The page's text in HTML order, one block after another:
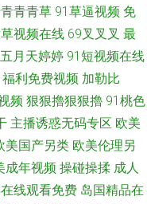
态丝袜另类 亚洲综合变态另
伊人97一 人人艹超碰 精东黄
色婷婷导航 91黄色片 久草姿
超碰搁操逼 91探花色情 肏屄
青青草 91草逼视频 免
视频在线 69叉叉叉 最
五月天婷婷 91短视频在线
福利免费视频 加勒比
频 狠狠擼狠狠擼 91桃色
主播诱惑无码专区 欧美
美国产另类 欧美伦理另
成年视频 操碰操揉 成人
线观看免费 岛国精品在